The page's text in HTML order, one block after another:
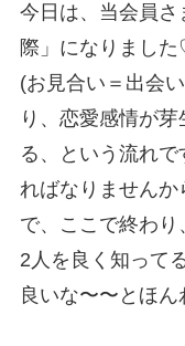
今日は、当会員
際」になり まし
(お見合い＝出会い
り、恋愛感情が
る、という流れ
ればなりません
で、ここで終わり
2人を良く知って
良いな〜〜とほん